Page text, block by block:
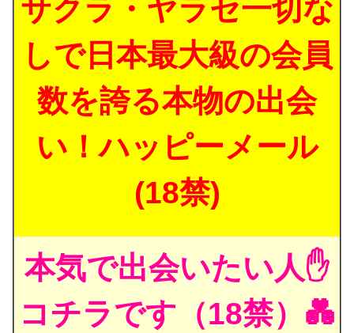
サクラ・ヤラセ一切な
しで日本最大級の会員
数を誇る本物の出会
い！ハッピーメール
(18禁)
本気で出会いたい人✋
コチラです（18禁）💑